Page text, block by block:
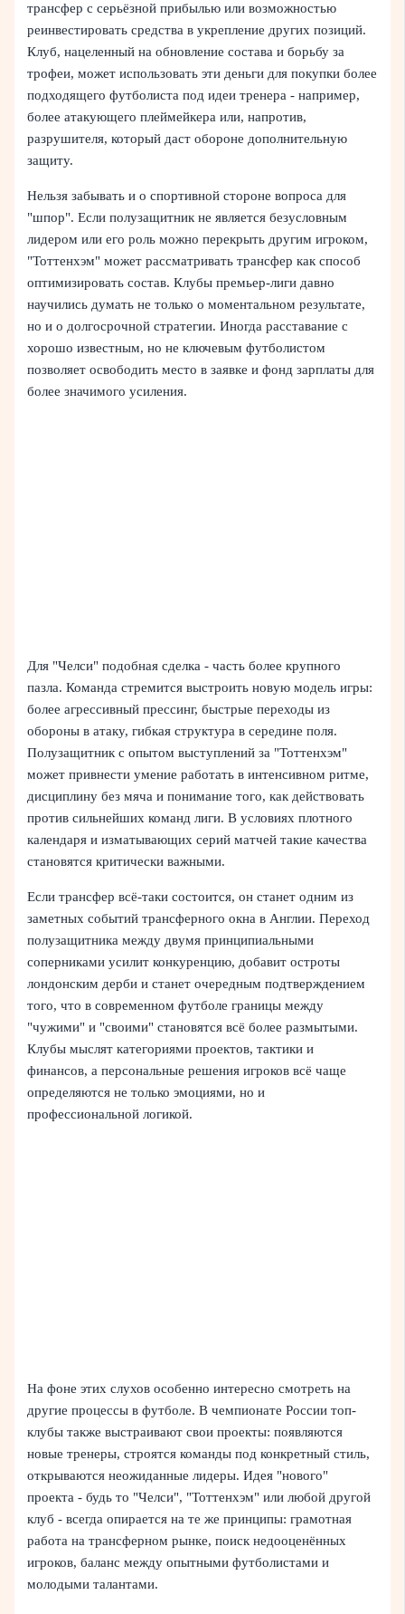
трансфер с серьёзной прибылью или возможностью
реинвестировать средства в укрепление других позиций.
Клуб, нацеленный на обновление состава и борьбу за
трофеи, может использовать эти деньги для покупки более
подходящего футболиста под идеи тренера - например,
более атакующего плеймейкера или, напротив,
разрушителя, который даст обороне дополнительную
защиту.
Нельзя забывать и о спортивной стороне вопроса для
"шпор". Если полузащитник не является безусловным
лидером или его роль можно перекрыть другим игроком,
"Тоттенхэм" может рассматривать трансфер как способ
оптимизировать состав. Клубы премьер-лиги давно
научились думать не только о моментальном результате,
но и о долгосрочной стратегии. Иногда расставание с
хорошо известным, но не ключевым футболистом
позволяет освободить место в заявке и фонд зарплаты для
более значимого усиления.
Для "Челси" подобная сделка - часть более крупного
пазла. Команда стремится выстроить новую модель игры:
более агрессивный прессинг, быстрые переходы из
обороны в атаку, гибкая структура в середине поля.
Полузащитник с опытом выступлений за "Тоттенхэм"
может привнести умение работать в интенсивном ритме,
дисциплину без мяча и понимание того, как действовать
против сильнейших команд лиги. В условиях плотного
календаря и изматывающих серий матчей такие качества
становятся критически важными.
Если трансфер всё‑таки состоится, он станет одним из
заметных событий трансферного окна в Англии. Переход
полузащитника между двумя принципиальными
соперниками усилит конкуренцию, добавит остроты
лондонским дерби и станет очередным подтверждением
того, что в современном футболе границы между
"чужими" и "своими" становятся всё более размытыми.
Клубы мыслят категориями проектов, тактики и
финансов, а персональные решения игроков всё чаще
определяются не только эмоциями, но и
профессиональной логикой.
На фоне этих слухов особенно интересно смотреть на
другие процессы в футболе. В чемпионате России топ-
клубы также выстраивают свои проекты: появляются
новые тренеры, строятся команды под конкретный стиль,
открываются неожиданные лидеры. Идея "нового"
проекта - будь то "Челси", "Тоттенхэм" или любой другой
клуб - всегда опирается на те же принципы: грамотная
работа на трансферном рынке, поиск недооценённых
игроков, баланс между опытными футболистами и
молодыми талантами.